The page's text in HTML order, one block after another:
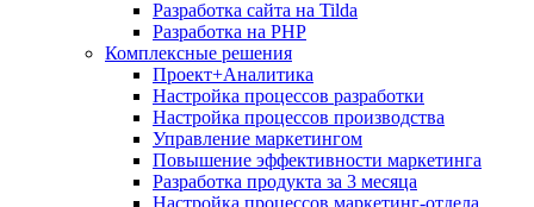
Разработка сайта на Tilda
Разработка на PHP
Комплексные решения
Проект+Аналитика
Настройка процессов разработки
Настройка процессов производства
Управление маркетингом
Повышение эффективности маркетинга
Разработка продукта за 3 месяца
Настройка процессов маркетинг-отдела